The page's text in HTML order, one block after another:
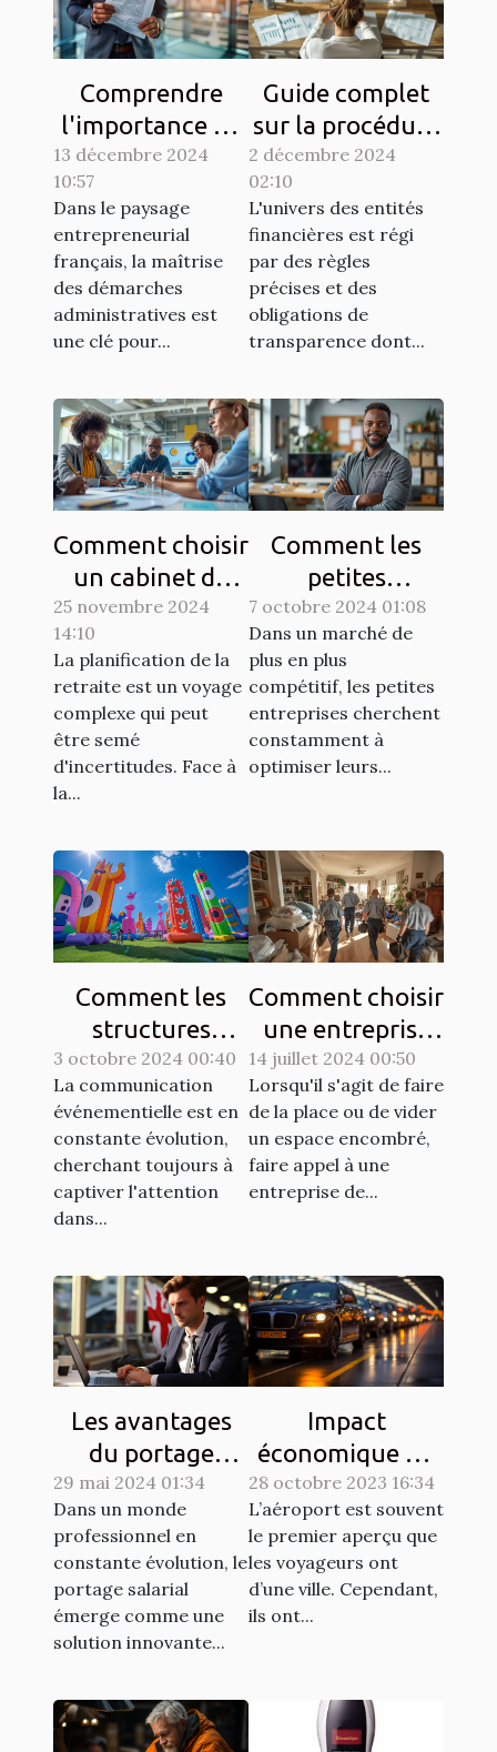
Comprendre
l'importance de
l'extrait RNE
entreprises
françaises
13 décembre 2024
10:57
Dans le paysage
entrepreneurial
français, la maîtrise
des démarches
administratives est
une clé pour...
Guide complet
sur la procédure
d'obtention d'un
numéro LEI pour
entités
financières
2 décembre 2024
02:10
L'univers des entités
financières est régi
par des règles
précises et des
obligations de
transparence dont...
Comment choisir
un cabinet de
conseil en
retraite adapté à
vos besoins
25 novembre 2024
14:10
La planification de la
retraite est un voyage
complexe qui peut
être semé
d'incertitudes. Face à
la...
Comment les
petites
entreprises
peuvent tripler
leurs prospects
grâce à
l'automatisation
7 octobre 2024 01:08
Dans un marché de
plus en plus
compétitif, les petites
entreprises cherchent
constamment à
optimiser leurs...
Comment les
structures
gonflables
révolutionnent
la
communication
événementielle
3 octobre 2024 00:40
La communication
événementielle est en
constante évolution,
cherchant toujours à
captiver l'attention
dans...
Comment choisir
une entreprise
de débarras pour
différents
besoins
14 juillet 2024 00:50
Lorsqu'il s'agit de faire
de la place ou de vider
un espace encombré,
faire appel à une
entreprise de...
Les avantages
du portage
salarial pour les
freelances dans
la région Nord-
Pas-de-Calais
29 mai 2024 01:34
Dans un monde
professionnel en
constante évolution, le
portage salarial
émerge comme une
solution innovante...
Impact
économique du
taxi
aéroportuaire
sur l'économie
de Lyon
28 octobre 2023 16:34
L’aéroport est souvent
le premier aperçu que
les voyageurs ont
d’une ville. Cependant,
ils ont...